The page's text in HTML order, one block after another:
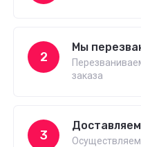
2
Мы
заказа
3
Осуществляем